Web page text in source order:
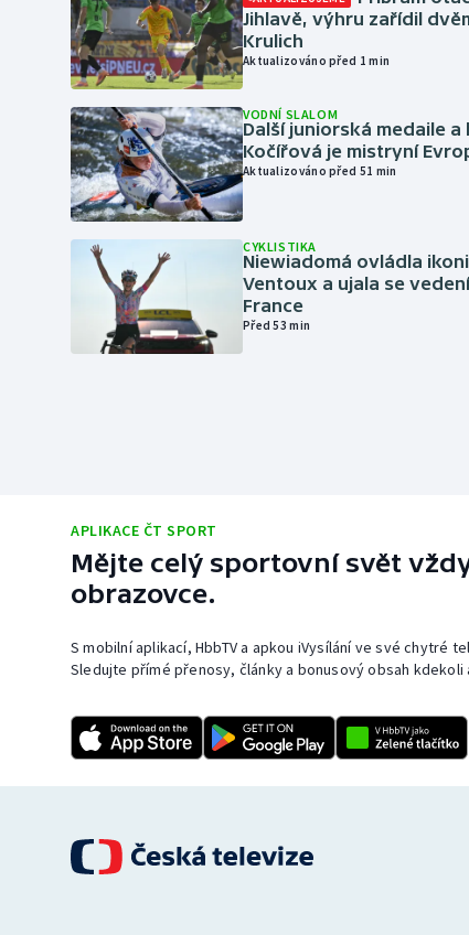
Jihlavě, výhru zařídil
Krulich
Aktualizováno před 1 min
VODNÍ SLALOM
Další juniorská medaile a
Kočířová je mistryní
Aktualizováno před 51 min
CYKLISTIKA
Niewiadomá ovládla
Ventoux a ujala se
France
Před 53 min
APLIKACE ČT SPORT
Mějte celý sportovní svět
obrazovce.
S mobilní aplikací, HbbTV a apkou iVysílání ve své chytré
Sledujte přímé přenosy, články a bonusový obsah kdekoli